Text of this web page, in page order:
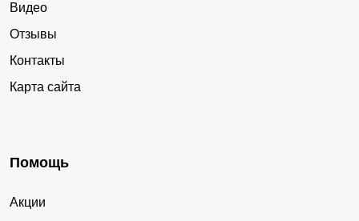
Видео
Отзывы
Контакты
Карта сайта
Помощь
Акции